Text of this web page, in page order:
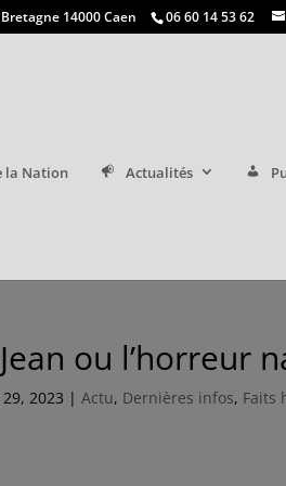
Bretagne 14000 Caen 06 60 14 53 62
la Nation Actualités
ou l’horreur
2023 |Actu, Dernières infos, Faits